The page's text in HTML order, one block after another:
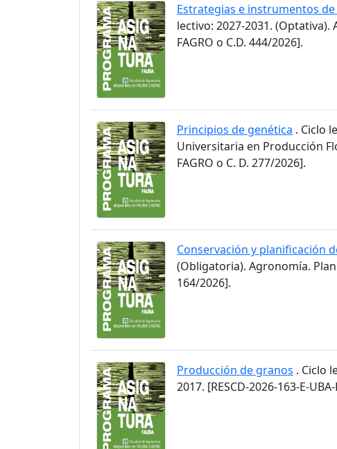
Estrategias e instrumentos
lectivo: 2027-2031. (Optativa).
FAGRO o C.D. 444/2026].
Principios de genética . Ciclo
Universitaria en Producción
FAGRO o C. D. 277/2026].
Conservación y planificación
(Obligatoria). Agronomía. Plan
164/2026].
Producción de granos . Ciclo
2017. [RESCD-2026-163-E-